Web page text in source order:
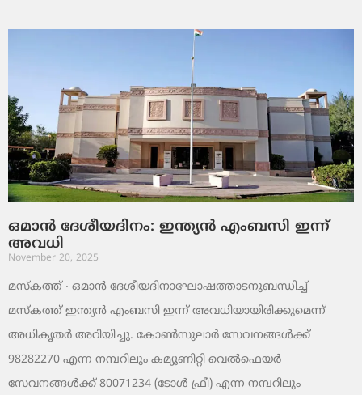
ഒമാൻ ദേശീയദിനം: ഇന്ത്യൻ എംബസി ഇന്ന്
അവധി
November 20, 2025
മസ്‌കത്ത് ∙ ഒമാൻ ദേശീയദിനാഘോഷത്താടനുബന്ധിച്ച്
മസ്‌കത്ത് ഇന്ത്യൻ എംബസി ഇന്ന് അവധിയായിരിക്കുമെന്ന്
അധികൃതർ അറിയിച്ചു. കോൺസുലാർ സേവനങ്ങൾക്ക്
98282270 എന്ന നമ്പറിലും കമ്യൂണിറ്റി വെൽഫെയർ
സേവനങ്ങൾക്ക് 80071234 (ടോൾ ഫ്രീ) എന്ന നമ്പറിലും